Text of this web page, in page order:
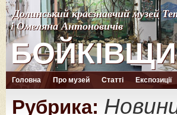
Долинський краєзнавчий музей
і Омеляна Антоновичів
Долинський краєзнавчий музей
і Омеляна Антоновичів
Головна Про музей Статті Експозиції
Рубрика: